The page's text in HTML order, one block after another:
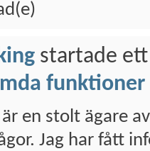
startade
funktioner
är en stolt ägare
Jag har fått